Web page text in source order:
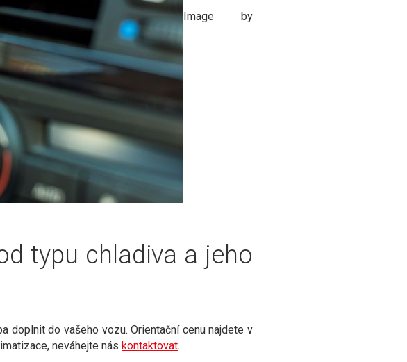
Image by
typu chladiva a jeho
doplnit do vašeho vozu. Orientační cenu najdete v
neváhejte nás kontaktovat.